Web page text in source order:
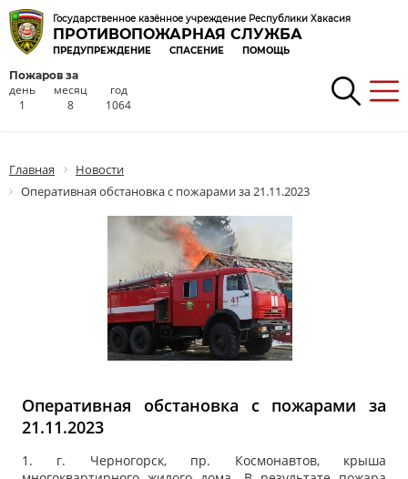
Государственное казённое учреждение Республики Хакасия
ПРОТИВОПОЖАРНАЯ СЛУЖБА
ПРЕДУПРЕЖДЕНИЕ СПАСЕНИЕ ПОМОЩЬ
Пожаров за
день
1
месяц
8
год
1064
Главная
Новости
Оперативная обстановка с пожарами за 21.11.2023
Оперативная обстановка с пожарами за
21.11.2023
1. г. Черногорск, пр. Космонавтов, крыша